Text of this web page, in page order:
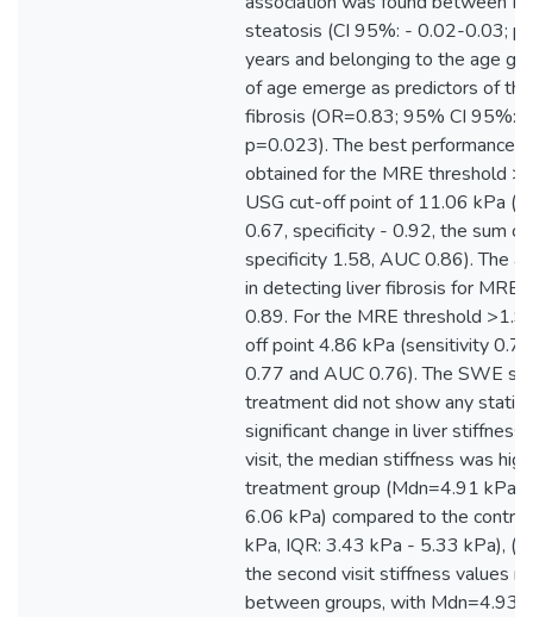
steatosis (CI 95%: - 0.02-0.03;
years and belonging to the age
of age emerge as predictors of
fibrosis (OR=0.83; 95% CI 95%:
p=0.023). The best performance
obtained for the MRE threshold
USG cut-off point of 11.06 kPa
0.67, specificity - 0.92, the sum
specificity 1.58, AUC 0.86). The
in detecting liver fibrosis for MRE
0.89. For the MRE threshold >1.9
off point 4.86 kPa (sensitivity
0.77 and AUC 0.76). The SWE
treatment did not show any
significant change in liver
visit, the median stiffness was
treatment group (Mdn=4.91 kPa,
6.06 kPa) compared to the
kPa, IQR: 3.43 kPa - 5.33 kPa),
the second visit stiffness values
between groups, with Mdn=4.93